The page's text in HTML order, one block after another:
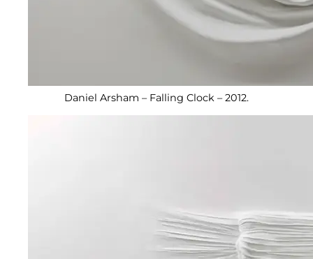
Daniel Arsham – Falling Clock – 2012.